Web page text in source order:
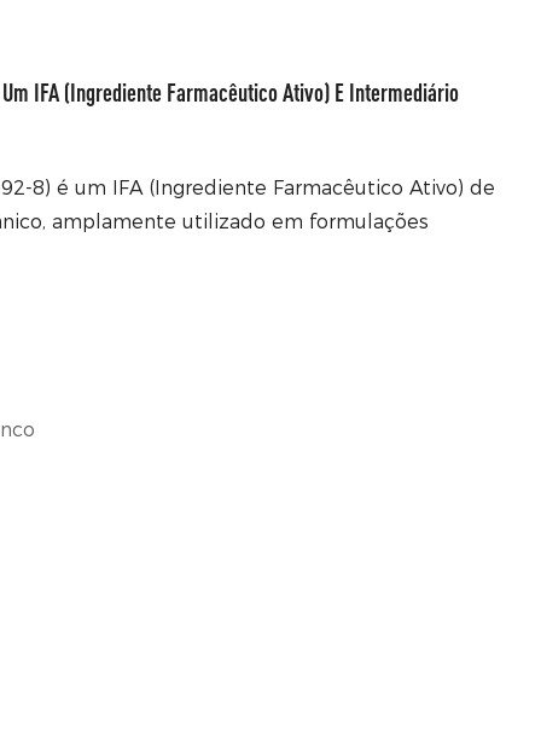
IFA (Ingrediente Farmacêutico Ativo) E Intermediário
8) é um IFA (Ingrediente Farmacêutico Ativo) de
amplamente utilizado em formulações